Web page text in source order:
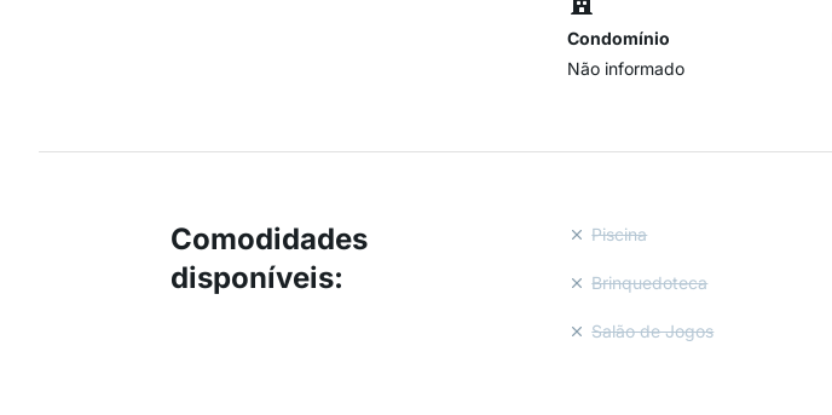
Condomínio
Não informado
Comodidades
disponíveis:
Piscina
Brinquedoteca
Salão de Jogos